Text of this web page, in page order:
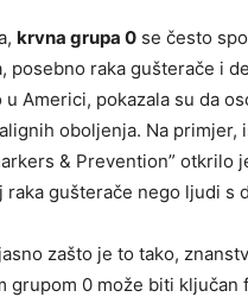
krvna grupa 0 se često
posebno raka gušterače i
Americi, pokazala su da
oboljenja. Na primjer,
& Prevention” otkrilo
gušterače nego ljudi s
zašto je to tako,
grupom 0 može biti ključan